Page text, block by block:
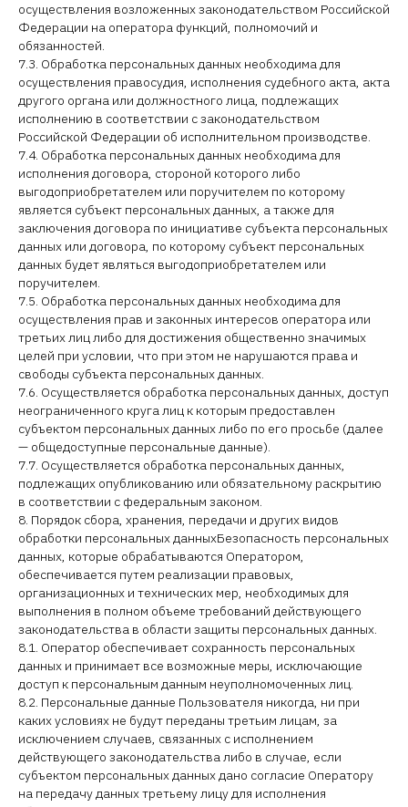
осуществления возложенных законодательством Российской
Федерации на оператора функций, полномочий и
обязанностей.
7.3. Обработка персональных данных необходима для
осуществления правосудия, исполнения судебного акта, акта
другого органа или должностного лица, подлежащих
исполнению в соответствии с законодательством
Российской Федерации об исполнительном производстве.
7.4. Обработка персональных данных необходима для
исполнения договора, стороной которого либо
выгодоприобретателем или поручителем по которому
является субъект персональных данных, а также для
заключения договора по инициативе субъекта персональных
данных или договора, по которому субъект персональных
данных будет являться выгодоприобретателем или
поручителем.
7.5. Обработка персональных данных необходима для
осуществления прав и законных интересов оператора или
третьих лиц либо для достижения общественно значимых
целей при условии, что при этом не нарушаются права и
свободы субъекта персональных данных.
7.6. Осуществляется обработка персональных данных, доступ
неограниченного круга лиц к которым предоставлен
субъектом персональных данных либо по его просьбе (далее
— общедоступные персональные данные).
7.7. Осуществляется обработка персональных данных,
подлежащих опубликованию или обязательному раскрытию
в соответствии с федеральным законом.
8. Порядок сбора, хранения, передачи и других видов
обработки персональных данныхБезопасность персональных
данных, которые обрабатываются Оператором,
обеспечивается путем реализации правовых,
организационных и технических мер, необходимых для
выполнения в полном объеме требований действующего
законодательства в области защиты персональных данных.
8.1. Оператор обеспечивает сохранность персональных
данных и принимает все возможные меры, исключающие
доступ к персональным данным неуполномоченных лиц.
8.2. Персональные данные Пользователя никогда, ни при
каких условиях не будут переданы третьим лицам, за
исключением случаев, связанных с исполнением
действующего законодательства либо в случае, если
субъектом персональных данных дано согласие Оператору
на передачу данных третьему лицу для исполнения